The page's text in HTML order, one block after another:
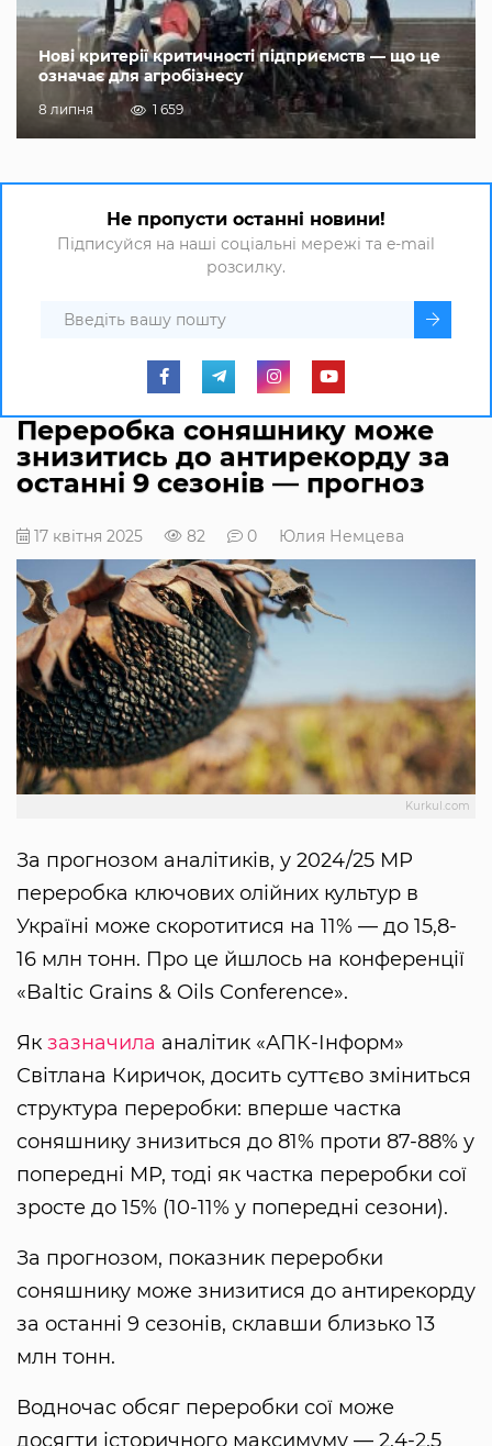
Нові критерії критичності підприємств — що це
означає для агробізнесу
8 липня 1 659
Не пропусти останні новини!
Підписуйся на наші соціальні мережі та e-mail
розсилку.
Переробка соняшнику може
знизитись до антирекорду за
останні 9 сезонів — прогноз
17 квітня 2025 82 0 Юлия Немцева
Kurkul.com
За прогнозом аналітиків, у 2024/25 МР
переробка ключових олійних культур в
Україні може скоротитися на 11% — до 15,8-
16 млн тонн. Про це йшлось на конференції
«Baltic Grains & Oils Conference».
Як зазначила аналітик «АПК-Інформ»
Світлана Киричок, досить суттєво зміниться
структура переробки: вперше частка
соняшнику знизиться до 81% проти 87-88% у
попередні МР, тоді як частка переробки сої
зросте до 15% (10-11% у попередні сезони).
За прогнозом, показник переробки
соняшнику може знизитися до антирекорду
за останні 9 сезонів, склавши близько 13
млн тонн.
Водночас обсяг переробки сої може
досягти історичного максимуму — 2,4-2,5